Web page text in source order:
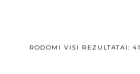
RODOMI VISI REZULTATAI: 41